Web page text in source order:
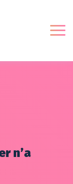
n’a